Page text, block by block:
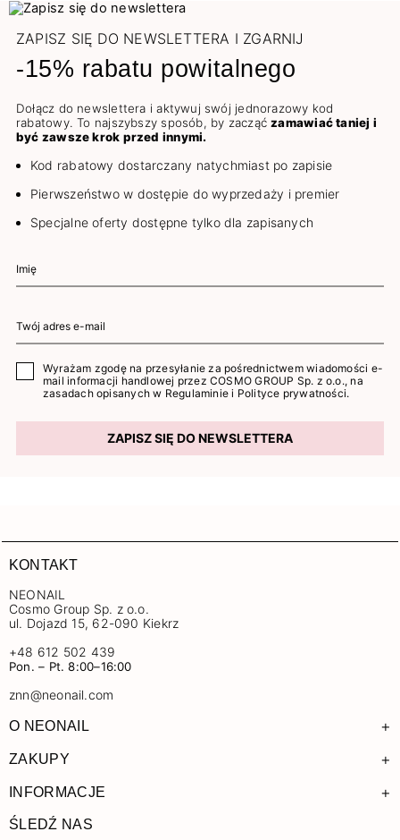
ZAPISZ SIĘ DO NEWSLETTERA I ZGARNIJ
-15% rabatu powitalnego
Dołącz do newslettera i aktywuj swój jednorazowy kod
rabatowy. To najszybszy sposób, by zacząćzamawiać taniej i
być zawsze krok przed innymi.
Kod rabatowy dostarczany natychmiast po zapisie
Pierwszeństwo w dostępie do wyprzedaży i premier
Specjalne oferty dostępne tylko dla zapisanych
Wyrażam zgodę na przesyłanie za pośrednictwem wiadomości e-
mail informacji handlowej przez COSMO GROUP Sp. z o.o., na
zasadach opisanych w Regulaminie i Polityce prywatności.
ZAPISZ SIĘ DO NEWSLETTERA
KONTAKT
NEONAIL
Cosmo Group Sp. z o.o.
ul. Dojazd 15, 62-090 Kiekrz
+48 612 502 439
Pon. – Pt. 8:00–16:00
znn@neonail.com
O NEONAIL +
ZAKUPY +
INFORMACJE +
ŚLEDŹ NAS